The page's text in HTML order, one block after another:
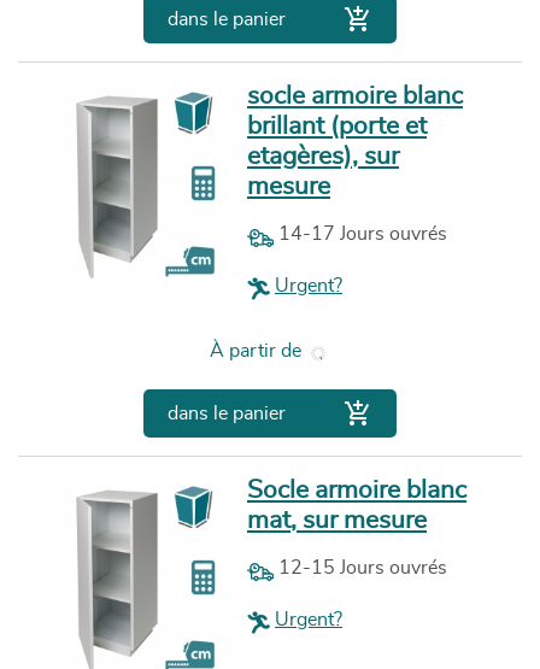
dans le panier 
socle armoire blanc
brillant (porte et
etagères), sur
mesure
14-17 Jours ouvrés
Urgent?
À partir de Prix
dans le panier 
Socle armoire blanc
mat, sur mesure
12-15 Jours ouvrés
Urgent?